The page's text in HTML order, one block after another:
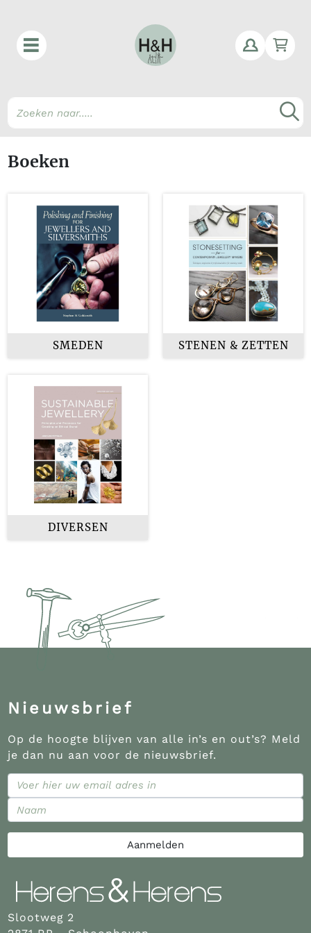
Boeken
SMEDEN STENEN & ZETTEN
DIVERSEN
Nieuwsbrief
Op de hoogte blijven van alle in’s en out’s? Meld
je dan nu aan voor de nieuwsbrief.
Aanmelden
Slootweg 2